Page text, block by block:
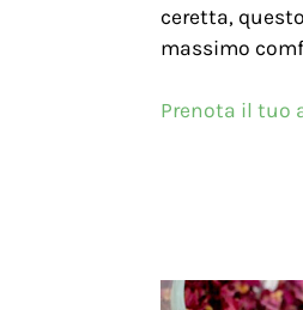
ceretta,
massimo
Prenota il tuo